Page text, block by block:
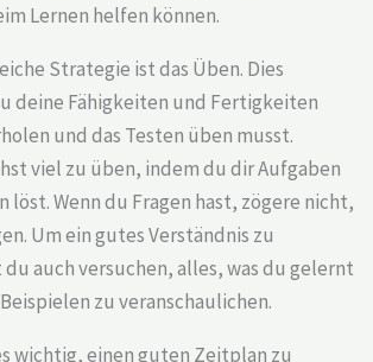
Lernen helfen können.
Strategie ist das Üben. Dies
deine Fähigkeiten und Fertigkeiten
und das Testen üben musst.
viel zu üben, indem du dir Aufgaben
löst. Wenn du Fragen hast, zögere nicht,
Um ein gutes Verständnis zu
auch versuchen, alles, was du gelernt
zu veranschaulichen.
wichtig, einen guten Zeitplan zu